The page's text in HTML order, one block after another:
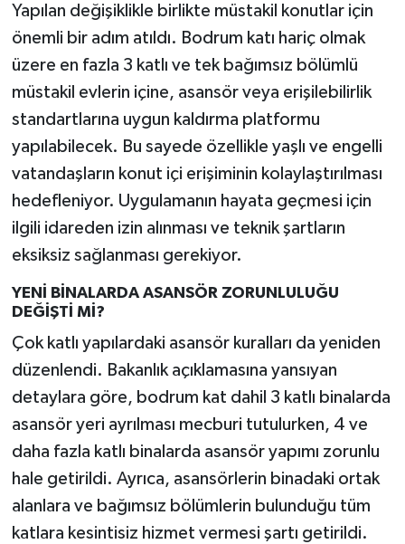
Yapılan değişiklikle birlikte müstakil konutlar için
önemli bir adım atıldı. Bodrum katı hariç olmak
üzere en fazla 3 katlı ve tek bağımsız bölümlü
müstakil evlerin içine, asansör veya erişilebilirlik
standartlarına uygun kaldırma platformu
yapılabilecek. Bu sayede özellikle yaşlı ve engelli
vatandaşların konut içi erişiminin kolaylaştırılması
hedefleniyor. Uygulamanın hayata geçmesi için
ilgili idareden izin alınması ve teknik şartların
eksiksiz sağlanması gerekiyor.
YENİ BİNALARDA ASANSÖR ZORUNLULUĞU
DEĞİŞTİ Mİ?
Çok katlı yapılardaki asansör kuralları da yeniden
düzenlendi. Bakanlık açıklamasına yansıyan
detaylara göre, bodrum kat dahil 3 katlı binalarda
asansör yeri ayrılması mecburi tutulurken, 4 ve
daha fazla katlı binalarda asansör yapımı zorunlu
hale getirildi. Ayrıca, asansörlerin binadaki ortak
alanlara ve bağımsız bölümlerin bulunduğu tüm
katlara kesintisiz hizmet vermesi şartı getirildi.